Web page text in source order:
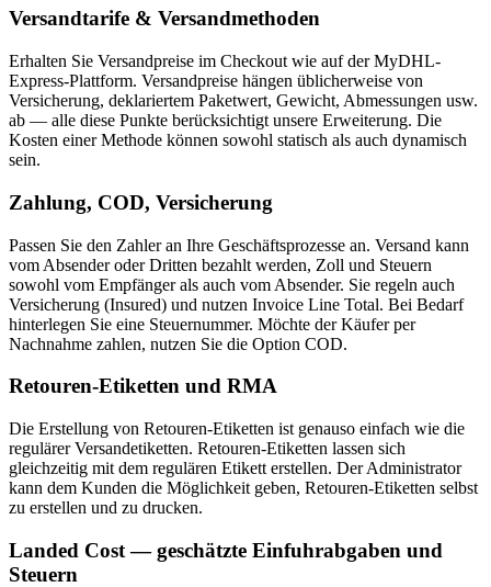
Versandtarife & Versandmethoden
Erhalten Sie Versandpreise im Checkout wie auf der MyDHL-
Express-Plattform. Versandpreise hängen üblicherweise von
Versicherung, deklariertem Paketwert, Gewicht, Abmessungen usw.
ab — alle diese Punkte berücksichtigt unsere Erweiterung. Die
Kosten einer Methode können sowohl statisch als auch dynamisch
sein.
Zahlung, COD, Versicherung
Passen Sie den Zahler an Ihre Geschäftsprozesse an. Versand kann
vom Absender oder Dritten bezahlt werden, Zoll und Steuern
sowohl vom Empfänger als auch vom Absender. Sie regeln auch
Versicherung (Insured) und nutzen Invoice Line Total. Bei Bedarf
hinterlegen Sie eine Steuernummer. Möchte der Käufer per
Nachnahme zahlen, nutzen Sie die Option COD.
Retouren-Etiketten und RMA
Die Erstellung von Retouren-Etiketten ist genauso einfach wie die
regulärer Versandetiketten. Retouren-Etiketten lassen sich
gleichzeitig mit dem regulären Etikett erstellen. Der Administrator
kann dem Kunden die Möglichkeit geben, Retouren-Etiketten selbst
zu erstellen und zu drucken.
Landed Cost — geschätzte Einfuhrabgaben und
Steuern